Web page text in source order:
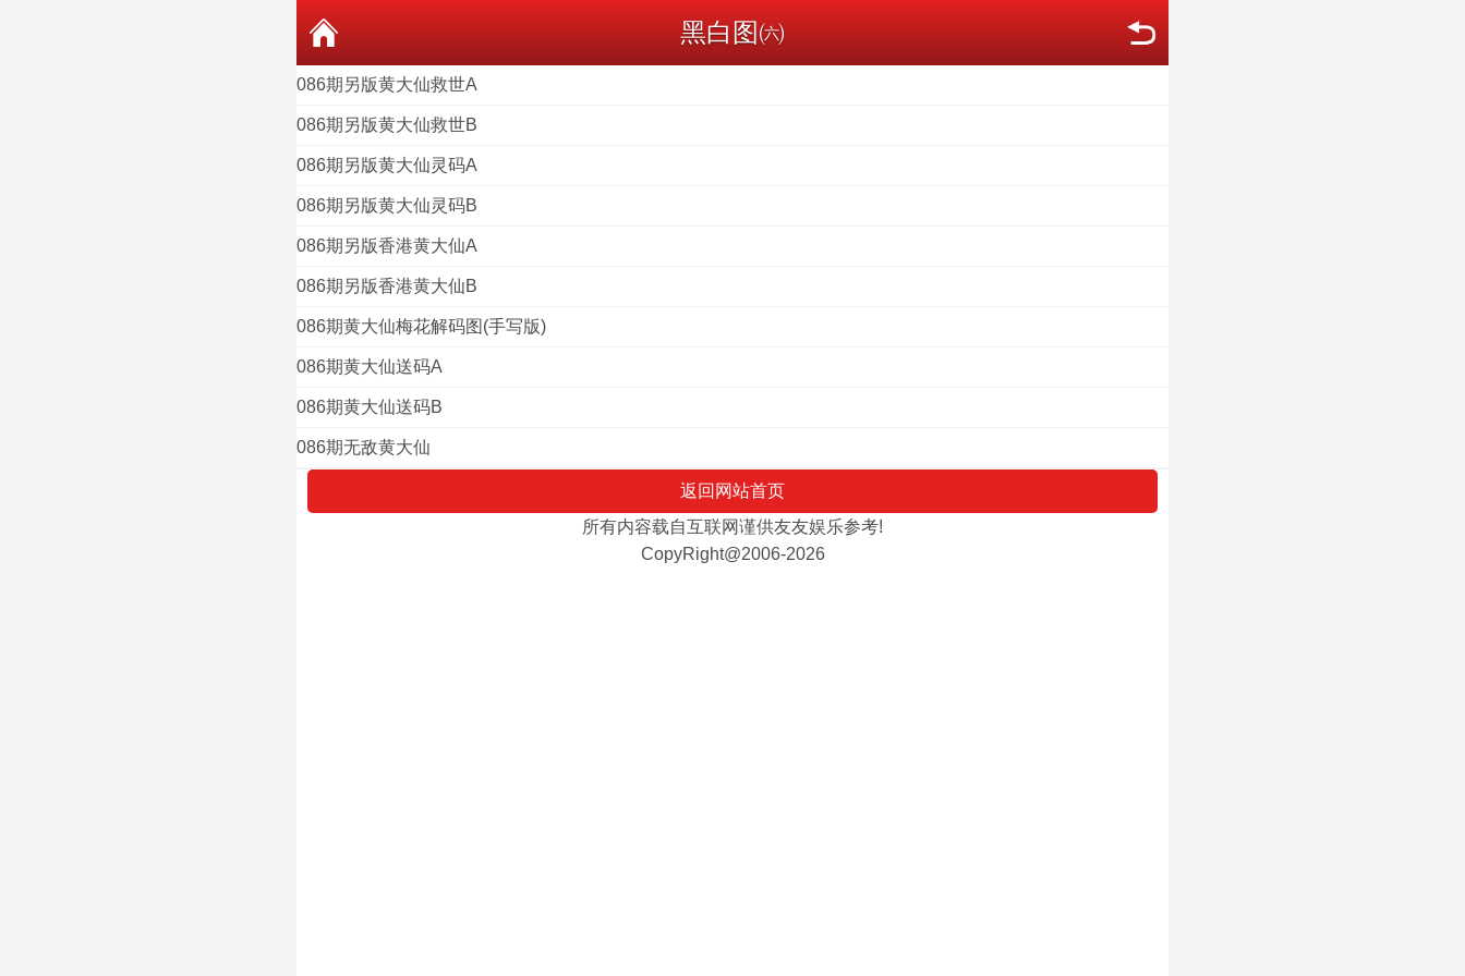
黑白图㈥
086期另版黄大仙救世A
086期另版黄大仙救世B
086期另版黄大仙灵码A
086期另版黄大仙灵码B
086期另版香港黄大仙A
086期另版香港黄大仙B
086期黄大仙梅花解码图(手写版)
086期黄大仙送码A
086期黄大仙送码B
086期无敌黄大仙
返回网站首页
所有内容载自互联网谨供友友娱乐参考!
CopyRight@2006-2026